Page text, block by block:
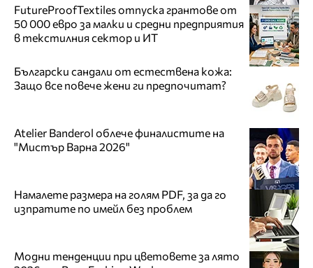
FutureProofTextiles отпуска грантове от
50 000 евро за малки и средни предприятия
в текстилния сектор и ИТ
Български сандали от естествена кожа:
Защо все повече жени ги предпочитат?
Atelier Banderol облече финалистите на
"Мистър Варна 2026"
Намалете размера на голям PDF, за да го
изпратите по имейл без проблем
Модни тенденции при цветовете за лято